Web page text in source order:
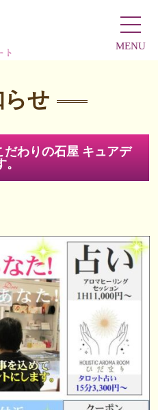
MENU
らせ
わりの石屋 キュアデ